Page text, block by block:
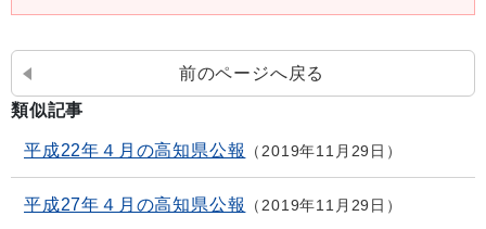
前のページへ戻る
類似記事
平成22年４月の高知県公報 2019年11月29日
平成27年４月の高知県公報 2019年11月29日